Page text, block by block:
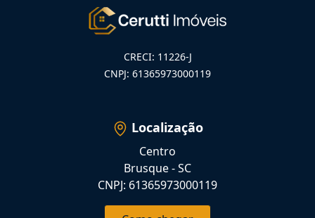
CRECI: 11226-J
CNPJ: 61365973000119
Localização
Centro
Brusque - SC
CNPJ: 61365973000119